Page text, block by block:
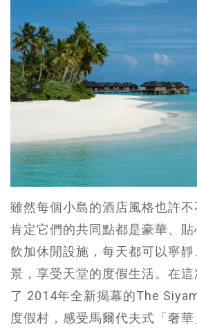
雖然每個小島的酒店風格也許
肯定它們的共同點都是豪華、
飲加休閒設施，每天都可以寧
景，享受天堂的度假生活。在這
了 2014年全新揭幕的The
度假村，感受馬爾代夫式「奢華